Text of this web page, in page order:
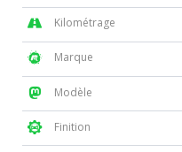
Kilométrage
Marque
Modèle
Finition